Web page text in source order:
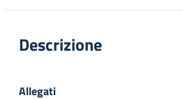
Descrizione
Allegati